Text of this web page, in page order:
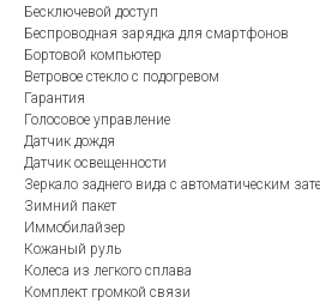
Бесключевой доступ
Беспроводная зарядка для смартфонов
Бортовой компьютер
Ветровое стекло с подогревом
Гарантия
Голосовое управление
Датчик дождя
Датчик освещенности
Зеркало заднего вида с автоматическим
Зимний пакет
Иммобилайзер
Кожаный руль
Колеса из легкого сплава
Комплект громкой связи